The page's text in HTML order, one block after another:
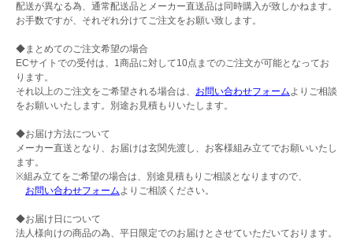
配送が異なる為、通常配送品とメーカー直送品は同時購入が致しかねます。
お手数ですが、それぞれ分けてご注文をお願い致します。
◆まとめてのご注文希望の場合
ECサイトでの受付は、1商品に対して10点までのご注文が可能となってお
ります。
それ以上のご注文をご希望される場合は、 お問い合わせフォームよりご相談
をお願いいたします。別途お見積もりいたします。
◆お届け方法について
メーカー直送となり、お届けは玄関先渡し、お客様組み立てでお願いいたし
ます。
※組み立てをご希望の場合は、別途見積もりご相談となりますので、
お問い合わせフォームよりご相談ください。
◆お届け日について
法人様向けの商品の為、平日限定でのお届けとさせていただいております。